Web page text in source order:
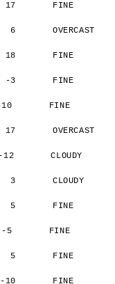
FINE
OVERCAST
FINE
-3       FINE
FINE
OVERCAST
CLOUDY
CLOUDY
5       FINE
-5       FINE
5       FINE
-10       FINE